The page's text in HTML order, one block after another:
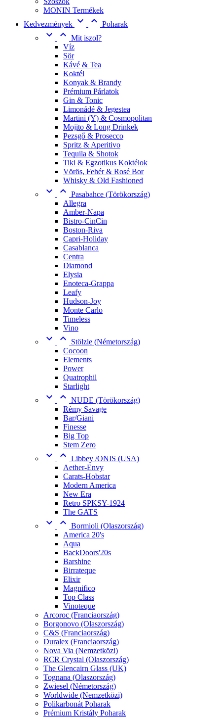
MONIN Termékek
Kedvezmények   Poharak
  Mit iszol?
Víz
Sör
Kávé & Tea
Koktél
Konyak & Brandy
Prémium Párlatok
Gin & Tonic
Limonádé & Jegestea
Martini (Y) & Cosmopolitan
Mojito & Long Drinkek
Pezsgő & Prosecco
Spritz & Aperitivo
Tequila & Shotok
Tiki & Egzotikus Koktélok
Vörös, Fehér & Rosé Bor
Whisky & Old Fashioned
  Pasabahce (Törökország)
Allegra
Amber-Napa
Bistro-CinCin
Boston-Riva
Capri-Holiday
Casablanca
Centra
Diamond
Elysia
Enoteca-Grappa
Leafy
Hudson-Joy
Monte Carlo
Timeless
Vino
 
Stölzle (Németország)
Cocoon
Elements
Power
Quatrophil
Starlight
  NUDE (Törökország)
Rèmy Savage
Bar/Giani
Finesse
Big Top
Stem Zero
  Libbey /ONIS (USA)
Aether-Envy
Carats-Hobstar
Modern America
New Era
Retro SPKSY-1924
The GATS
  Bormioli (Olaszország)
America 20's
Aqua
BackDoors'20s
Barshine
Birrateque
Elixir
Magnifico
Top Class
Vinoteque
Arcoroc (Franciaország)
Borgonovo (Olaszország)
C&S (Franciaország)
Duralex (Franciaország)
Nova Via (Nemzetközi)
RCR Crystal (Olaszország)
The Glencairn Glass (UK)
Tognana (Olaszország)
Zwiesel (Németország)
Worldwide (Nemzetközi)
Polikarbonát Poharak
Prémium Kristály Poharak